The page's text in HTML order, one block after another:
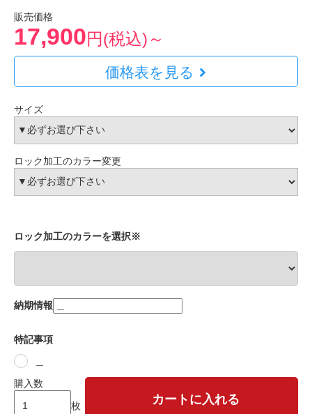
販売価格
17,900円(税込)～
価格表を見る
サイズ
ロック加工のカラー変更
ロック加工のカラーを選択※
納期情報
特記事項
購入数
枚
カートに入れる